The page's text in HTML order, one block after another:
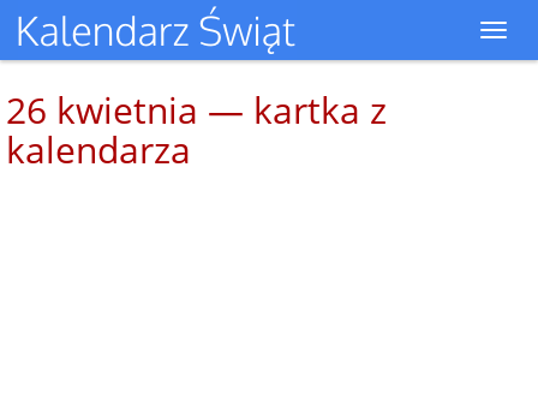
26 kwietnia — kartka z
kalendarza